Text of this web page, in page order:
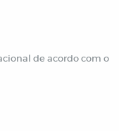
de acordo com o